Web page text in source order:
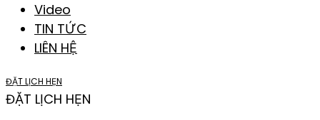
Video
TIN TỨC
LIÊN HỆ
ĐẶT LỊCH HẸN
ĐẶT LỊCH HẸN